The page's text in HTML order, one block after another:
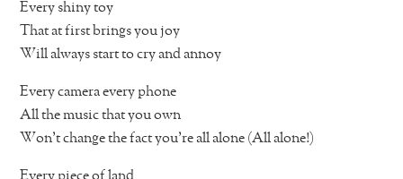
Every shiny toy
That at first brings you joy
Will always start to cry and annoy
Every camera every phone
All the music that you own
Won’t change the fact you’re all alone (All alone!)